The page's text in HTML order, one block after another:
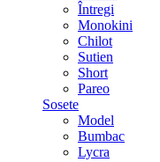
Întregi
Monokini
Chilot
Sutien
Short
Pareo
Sosete
Model
Bumbac
Lycra